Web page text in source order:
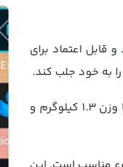
قابل اعتماد برای
به خود جلب کند.
لپ تاپ Latitude 5430-D با صفحه نمایش 14 اینچی IPS و رزولوشن 1920×1080 کیفیت فول HD را ارائه می‌دهد. این لپ تاپ با وزن 1.3 کیلوگرم و